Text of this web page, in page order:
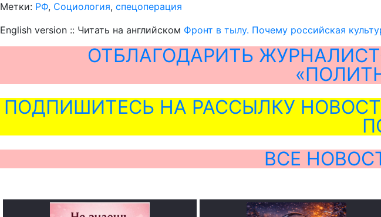
Метки: РФ, Социология, спецоперация
English version :: Читать на английском Фронт в тылу. Почему российская
ОТБЛАГОДАРИТЬ
ПОДПИШИТЕСЬ НА РАССЫЛКУ
ВСЕ